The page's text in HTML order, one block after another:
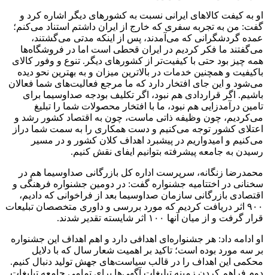
او به کیفت کالاهای ایرانی نسبت به کشورهای دیگر اشاره کرد و
گفت: من به تجربه سفری که خارج از ایران داشتم استناد می‌کنم؛
عمده گردشگرانی که می‌آمدند، پس از اینکه مدتی می‌گشتند،
می‌گفتند ما فکر کردیم در ایران قحطی است اما در فروشگاه‌ها
همه چیز بود حتی با کیفیت‌تر از کشورهای دیگر. تنوع و وفور کالای
باکیفیت و همچنین خدمات در بالاترین میزان و به بهترین نحو دیده
می‌شود و این جای افتخار دارد که ما مرجع فعالیت‌های شما فعالان
باشیم. اگر قراردادی هم نبود، اگر تکلیف بودجه صداوسیما برای
تامین درآمدزایی هم نبود، ما با افتخار محصولات شما را تبلیغ
می‌کردیم، چون وظیفه ذاتی ماست، چون به اقتصاد کشور رشد و
اعتلای کشور توجه می‌کنیم و دست همکاری را به سمت شما دراز
می‌کنیم و امیدواریم در پیشبرد اهداف کلان کشور و در مسیر
رسیدن به جامعه پیشرفته بتوانیم ایفای نقش کنیم.
محمدرضا زنگانه، سرپرست اداره کل بازرگانی صداوسیما هم در
سخنانی در اختتامیه جشنواره گفت: در دومین جشنواره فرهنگی و
اقتصادی بازرگانی سازمان صداوسیما بعد از فراخوانی که دادیم،
۹۰۰ اثر دریافت کردیم که مورد بررسی و داوری متخصصان تبلیعات
قرار گرفت و از میان آنها ۱۰۰ اثر شایسته تقدیر شدند.
او ادامه داد: هر جشنواره‌ای اهدافی دارد و اهم اهداف این جشنواره
بر سه مورد بوده است؛ تاکید بر اهمیت شعار سال که با دلایل
محکمی این اهداف را در قالب سیاست‌های جهش تولید دنبال کنیم.
دوم فراهم کردن زمینه تبلیغات آگهی‌ها برای تمامی جامعه تبلیغات